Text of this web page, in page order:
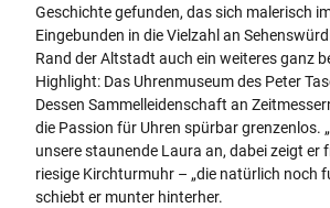
Geschichte gefunden, das sich malerisch
Eingebunden in die Vielzahl an
Rand der Altstadt auch ein weiteres ganz
Highlight: Das Uhrenmuseum des Peter
Dessen Sammelleidenschaft an
die Passion für Uhren spürbar grenzenlos.
unsere staunende Laura an, dabei zeigt er
riesige Kirchturmuhr – „die natürlich noch
schiebt er munter hinterher.